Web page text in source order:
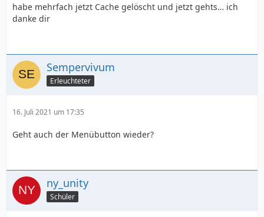
habe mehrfach jetzt Cache gelöscht und jetzt gehts… ich
danke dir
Sempervivum
Erleuchteter
16. Juli 2021 um 17:35
Geht auch der Menübutton wieder?
ny_unity
Schüler